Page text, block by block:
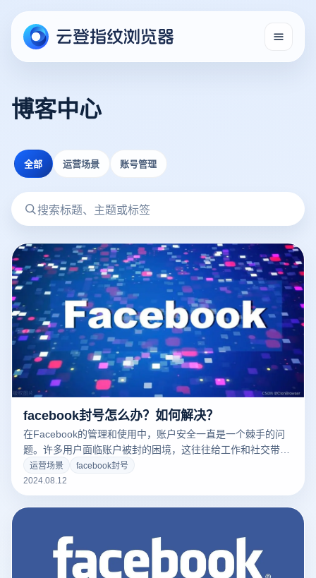
博客中心
全部 运营场景 账号管理
facebook封号怎么办？如何解决？
在Facebook的管理和使用中，账户安全一直是一个棘手的问
题。许多用户面临账户被封的困境，这往往给工作和社交带来
不小的麻烦。那么，Facebook账户被封的主要原因是什么？
如何才能有效地解封账户并防止再次被封呢？本文将详细探讨
Facebook账户被封的原因及解决方法，并提供一些保护账户
安全的实用建议，帮助用户有效维护账户的稳定性。
运营场景
facebook封号
2024.08.12